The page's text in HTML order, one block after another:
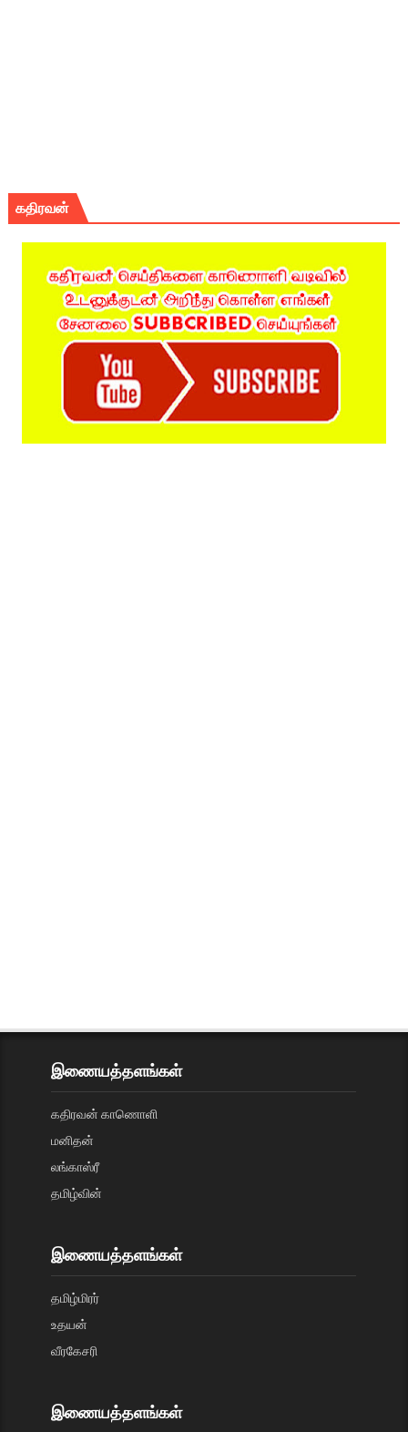
கதிரவன்
இணையத்தளங்கள்
கதிரவன் காணொளி
மனிதன்
லங்காஸ்ரீ
தமிழ்வின்
இணையத்தளங்கள்
தமிழ்மிரர்
உதயன்
வீரகேசரி
இணையத்தளங்கள்